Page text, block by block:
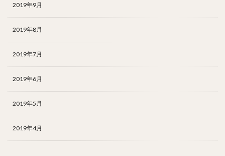
2019年9月
2019年8月
2019年7月
2019年6月
2019年5月
2019年4月